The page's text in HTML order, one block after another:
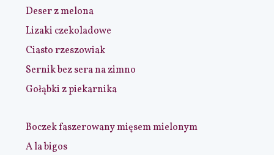
Deser z melona
Lizaki czekoladowe
Ciasto rzeszowiak
Sernik bez sera na zimno
Gołąbki z piekarnika
Boczek faszerowany mięsem mielonym
A la bigos